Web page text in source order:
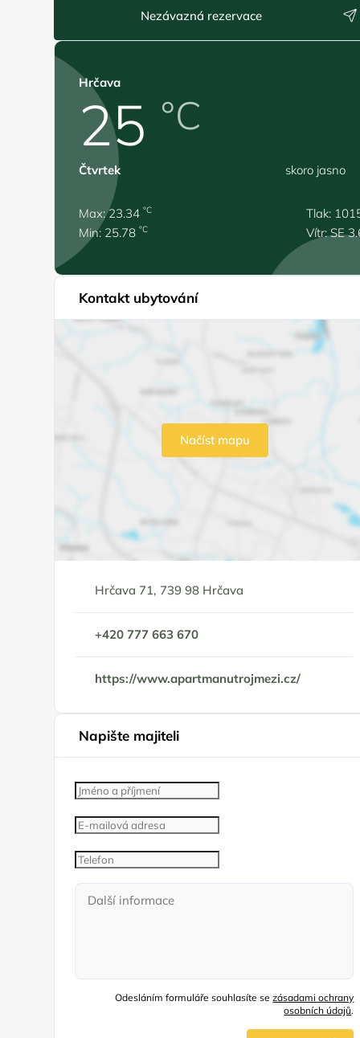
Nezávazná rezervace
Hrčava
25 °C
Čtvrtek skoro jasno
Max: 23.34°C
Min: 25.78°C
Tlak:
Vítr: SE
Kontakt ubytování
Načíst mapu
Hrčava 71, 739 98 Hrčava
+420 777 663 670
https://www.apartmanutrojmezi.cz/
Napište majiteli
Odesláním formuláře souhlasíte sezásadami ochrany
osobních údajů.